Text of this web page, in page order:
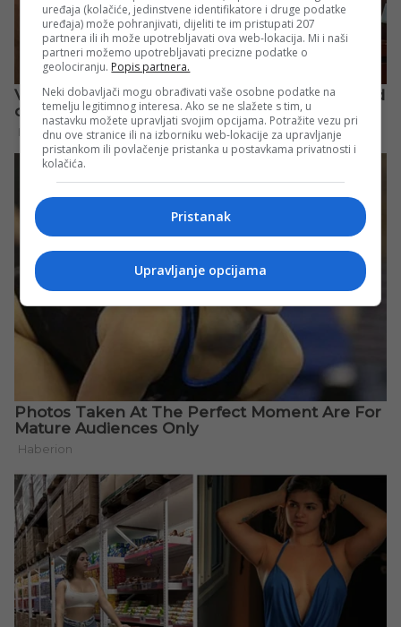
uređaja (kolačiće, jedinstvene identifikatore i druge podatke
uređaja) može pohranjivati, dijeliti te im pristupati 207
partnera ili ih može upotrebljavati ova web-lokacija. Mi i naši
partneri možemo upotrebljavati precizne podatke o
geolociranju. Popis partnera.
Neki dobavljači mogu obrađivati vaše osobne podatke na
temelju legitimnog interesa. Ako se ne slažete s tim, u
nastavku možete upravljati svojim opcijama. Potražite vezu pri
dnu ove stranice ili na izborniku web-lokacije za upravljanje
pristankom ili povlačenje pristanka u postavkama privatnosti i
kolačića.
Pristanak
Upravljanje opcijama